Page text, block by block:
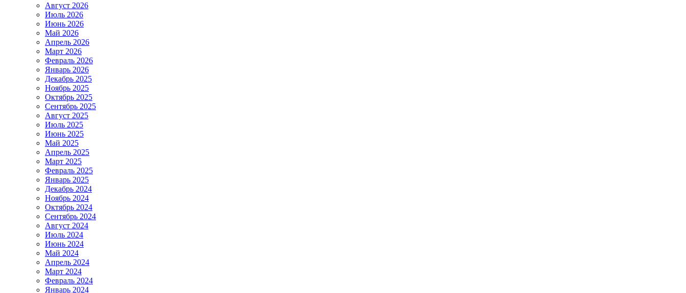
Август 2026
Июль 2026
Июнь 2026
Май 2026
Апрель 2026
Март 2026
Февраль 2026
Январь 2026
Декабрь 2025
Ноябрь 2025
Октябрь 2025
Сентябрь 2025
Август 2025
Июль 2025
Июнь 2025
Май 2025
Апрель 2025
Март 2025
Февраль 2025
Январь 2025
Декабрь 2024
Ноябрь 2024
Октябрь 2024
Сентябрь 2024
Август 2024
Июль 2024
Июнь 2024
Май 2024
Апрель 2024
Март 2024
Февраль 2024
Январь 2024